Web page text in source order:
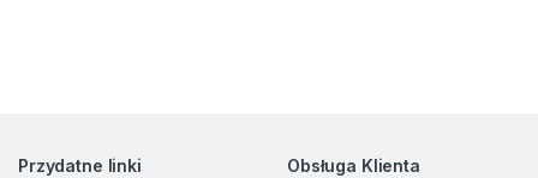
Przydatne linki Obsługa Klienta